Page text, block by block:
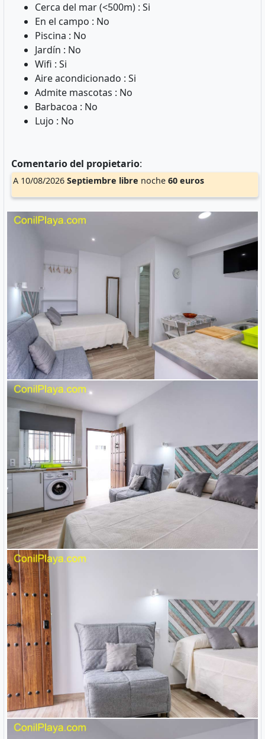
Cerca del mar (<500m) : Si
En el campo : No
Piscina : No
Jardín : No
Wifi : Si
Aire acondicionado : Si
Admite mascotas : No
Barbacoa : No
Lujo : No
Comentario del propietario:
A 10/08/2026Septiembre libre noche60 euros